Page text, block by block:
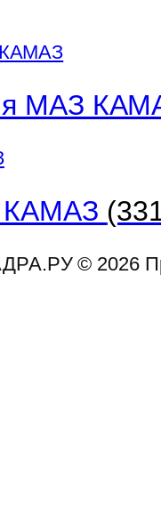
МАЗ
КАМАЗ
© 2026